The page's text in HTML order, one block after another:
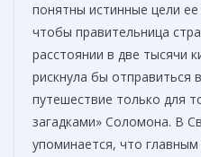
понятны истинные цели
чтобы правительница
расстоянии в две тысячи
рискнула бы отправиться
путешествие только для
загадками» Соломона. В
упоминается, что